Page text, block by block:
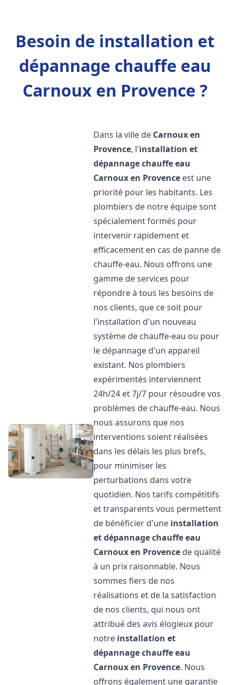
Besoin de installation et
dépannage chauffe eau
Carnoux en Provence ?
Dans la ville de Carnoux en
Provence, l'installation et
dépannage chauffe eau
Carnoux en Provence est une
priorité pour les habitants. Les
plombiers de notre équipe sont
spécialement formés pour
intervenir rapidement et
efficacement en cas de panne de
chauffe-eau. Nous offrons une
gamme de services pour
répondre à tous les besoins de
nos clients, que ce soit pour
l'installation d'un nouveau
système de chauffe-eau ou pour
le dépannage d'un appareil
existant. Nos plombiers
expérimentés interviennent
24h/24 et 7j/7 pour résoudre vos
problèmes de chauffe-eau. Nous
nous assurons que nos
interventions soient réalisées
dans les délais les plus brefs,
pour minimiser les
perturbations dans votre
quotidien. Nos tarifs compétitifs
et transparents vous permettent
de bénéficier d'une installation
et dépannage chauffe eau
Carnoux en Provence de qualité
à un prix raisonnable. Nous
sommes fiers de nos
réalisations et de la satisfaction
de nos clients, qui nous ont
attribué des avis élogieux pour
notre installation et
dépannage chauffe eau
Carnoux en Provence. Nous
offrons également une garantie